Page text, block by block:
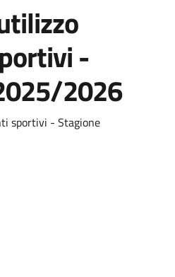
-
2026
sportivi - Stagione